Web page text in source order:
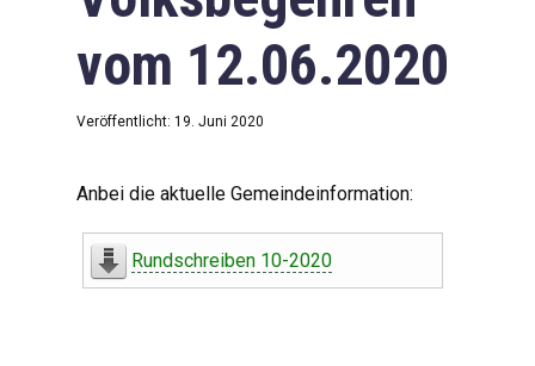
vom 12.06.2020
Veröffentlicht: 19. Juni 2020
Anbei die aktuelle Gemeindeinformation:
Rundschreiben 10-2020